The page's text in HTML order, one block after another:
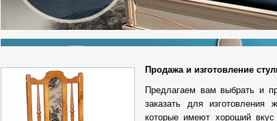
Продажа и изготовление
Предлагаем вам выбрать и
заказать для
которые имеют хороший